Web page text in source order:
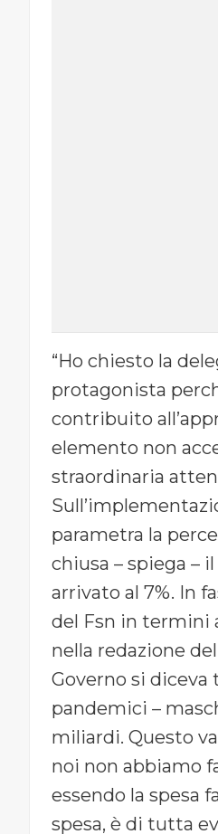
“Ho chiesto la
protagonista
contribuito
elemento non
straordinaria
parametra la
chiusa – spiega –
arrivato al 7%. In
del Fsn in termini
nella redazione
Governo si
pandemici –
miliardi. Questo
noi non abbiamo
essendo la spesa
spesa, è di tutta